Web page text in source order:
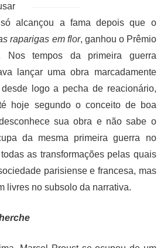
alcançou a fama depois que o
raparigas em flor, ganhou o Prêmio
Nos tempos da primeira guerra
lançar uma obra marcadamente
logo a pecha de reacionário,
hoje segundo o conceito de boa
sua obra e não sabe o
da mesma primeira guerra no
as transformações pelas quais
parisiense e francesa, mas
livres no subsolo da narrativa.